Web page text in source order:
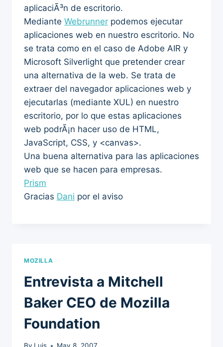
aplicaciÃ³n de escritorio.
Mediante Webrunner podemos ejecutar
aplicaciones web en nuestro escritorio. No
se trata como en el caso de Adobe AIR y
Microsoft Silverlight que pretender crear
una alternativa de la web. Se trata de
extraer del navegador aplicaciones web y
ejecutarlas (mediante XUL) en nuestro
escritorio, por lo que estas aplicaciones
web podrÃ¡n hacer uso de HTML,
JavaScript, CSS, y <canvas>.
Una buena alternativa para las aplicaciones
web que se hacen para empresas.
Prism
Gracias Dani por el aviso
MOZILLA
Entrevista a Mitchell
Baker CEO de Mozilla
Foundation